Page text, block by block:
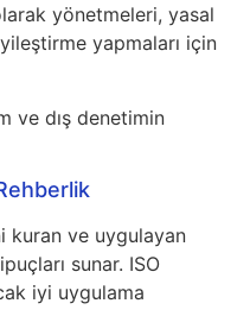
yönetmeleri, yasal
yapmaları için
ve dış denetimin
kuran ve uygulayan
sunar. ISO
iyi uygulama